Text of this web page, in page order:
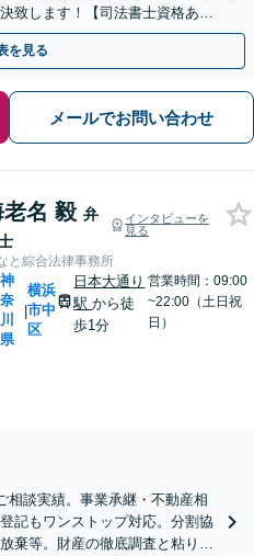
致します！【司法書士資格あ
応可】
を見る
メールでお問い合わせ
老名 毅 弁
インタビューを
見る
と綜合法律事務所
神
奈
川
県
|
横浜
市中
区
日本大通り
駅から徒
歩1分
営業時間：09:00
~22:00（土日祝
日）
相談実績。事業承継・不動産相
記もワンストップ対応。分割協
棄等。財産の徹底調査と粘り強